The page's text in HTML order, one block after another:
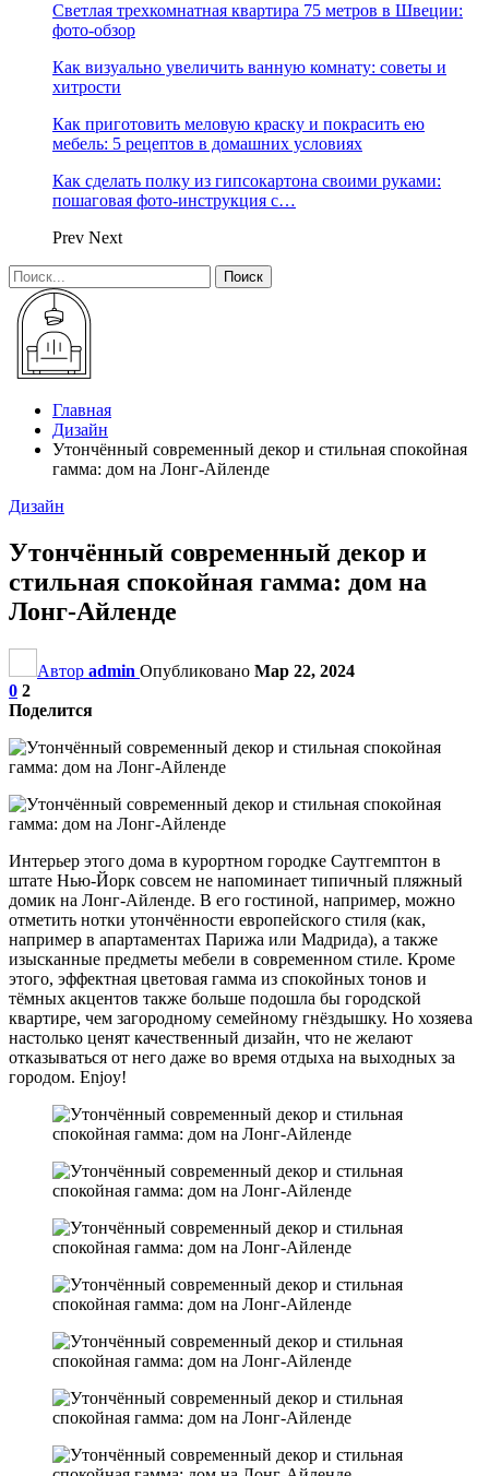
Светлая трехкомнатная квартира 75 метров в Швеции:
фото-обзор
Как визуально увеличить ванную комнату: советы и
хитрости
Как приготовить меловую краску и покрасить ею
мебель: 5 рецептов в домашних условиях
Как сделать полку из гипсокартона своими руками:
пошаговая фото-инструкция с…
Prev Next
Главная
Дизайн
Утончённый современный декор и стильная спокойная
гамма: дом на Лонг-Айленде
Дизайн
Утончённый современный декор и
стильная спокойная гамма: дом на
Лонг-Айленде
Автор admin Опубликовано Мар 22, 2024
0 2
Поделится
Интерьер этого дома в курортном городке Саутгемптон в
штате Нью-Йорк совсем не напоминает типичный пляжный
домик на Лонг-Айленде. В его гостиной, например, можно
отметить нотки утончённости европейского стиля (как,
например в апартаментах Парижа или Мадрида), а также
изысканные предметы мебели в современном стиле. Кроме
этого, эффектная цветовая гамма из спокойных тонов и
тёмных акцентов также больше подошла бы городской
квартире, чем загородному семейному гнёздышку. Но хозяева
настолько ценят качественный дизайн, что не желают
отказываться от него даже во время отдыха на выходных за
городом. Enjoy!